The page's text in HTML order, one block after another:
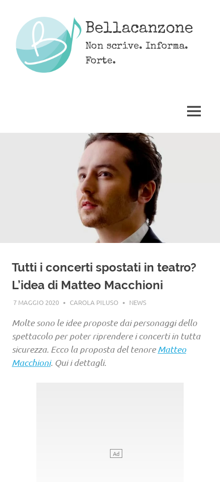
content
Bellacanzone
Non scrive. Informa.
Forte.
MENU
Tutti i concerti spostati in teatro?
L’idea di Matteo Macchioni
7 MAGGIO 2020 CAROLA PILUSO NEWS
Molte sono le idee proposte dai personaggi dello
spettacolo per poter riprendere i concerti in tutta
sicurezza. Ecco la proposta del tenoreMatteo
Macchioni. Qui i dettagli.